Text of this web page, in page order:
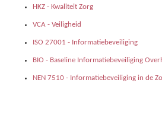
HKZ - Kwaliteit Zorg
VCA - Veiligheid
ISO 27001 - Informatiebeveiliging
BIO - Baseline Informatiebeveiliging
NEN 7510 - Informatiebeveiliging in de